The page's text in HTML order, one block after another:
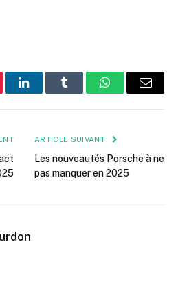
LinkedInTumblr WhatsApp
E-
ARTICLE SUIVANT
Les nouveautés Porsche à ne
pas manquer en 2025